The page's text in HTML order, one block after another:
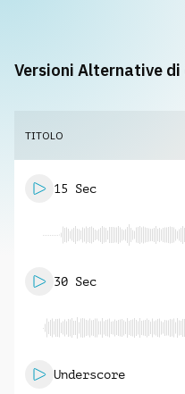
Versioni Alternative
TITOLO
15 Sec
30 Sec
Underscore